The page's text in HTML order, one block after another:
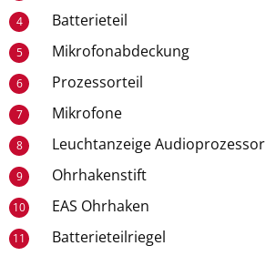
4 Batterieteil
5 Mikrofonabdeckung
6 Prozessorteil
7 Mikrofone
8 Leuchtanzeige Audioprozessor
9 Ohrhakenstift
10 EAS Ohrhaken
11 Batterieteilriegel